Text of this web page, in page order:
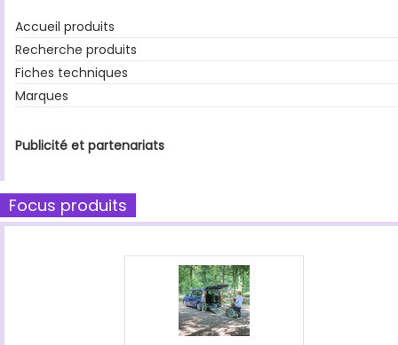
Accueil produits
Recherche produits
Fiches techniques
Marques
Publicité et partenariats
Focus produits